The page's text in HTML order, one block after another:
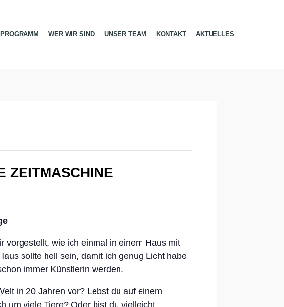
WER WIR SIND UNSER TEAM KONTAKT AKTUELLES
ZEITMASCHINE
vorgestellt, wie ich einmal in einem Haus mit
sollte hell sein, damit ich genug Licht habe
immer Künstlerin werden.
in 20 Jahren vor? Lebst du auf einem
um viele Tiere? Oder bist du vielleicht